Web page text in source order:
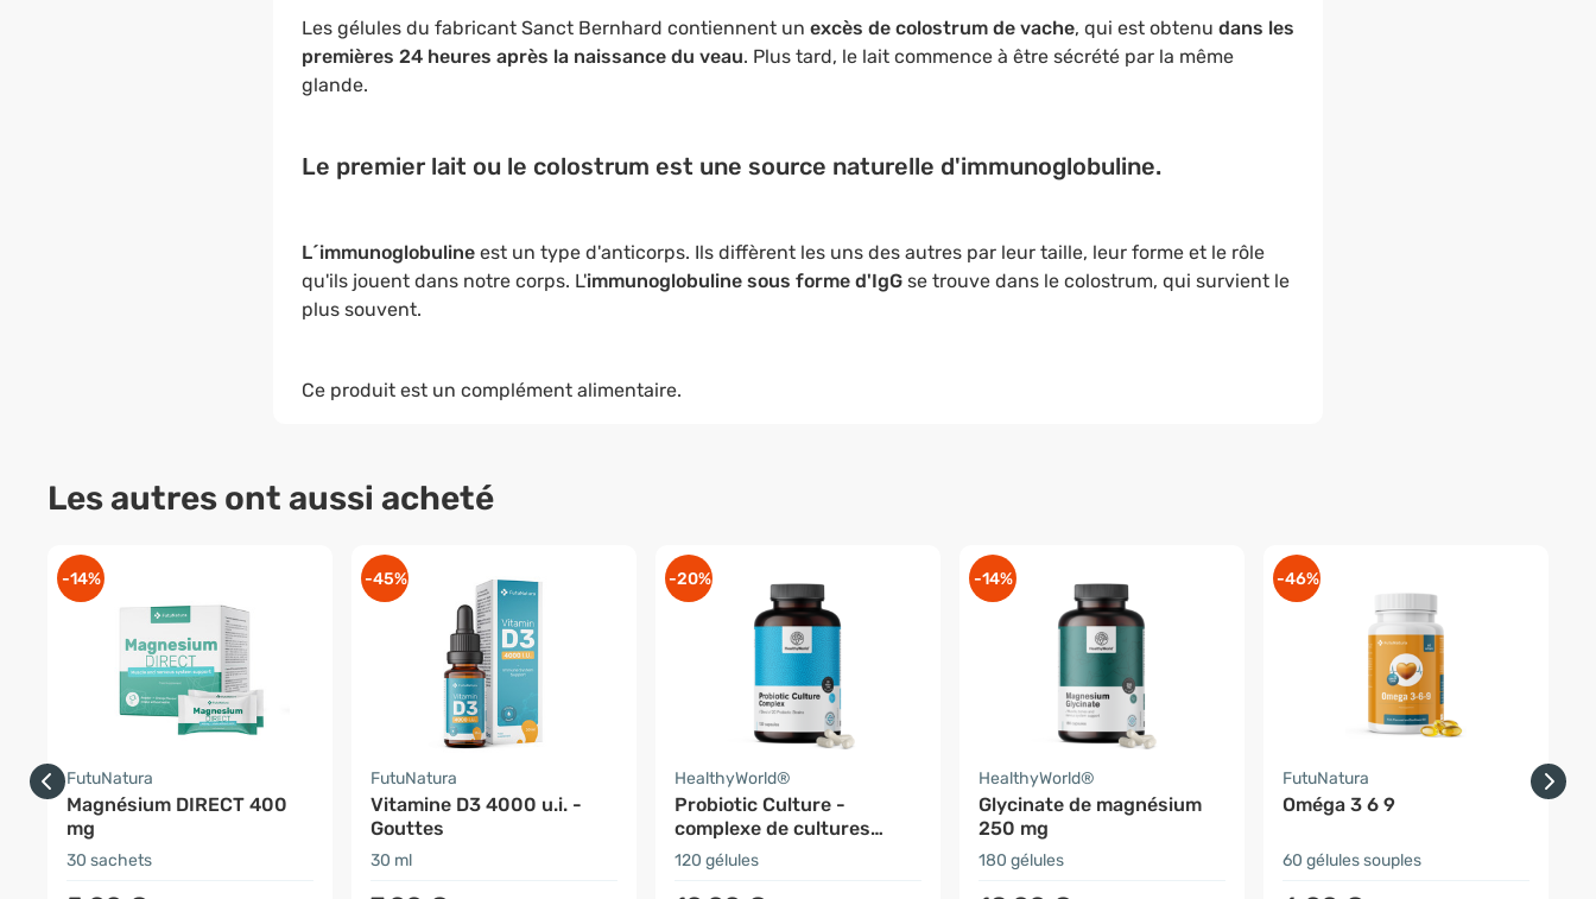
Les gélules du fabricant Sanct Bernhard contiennent un excès de colostrum de vache, qui est obtenu dans les
premières 24 heures après la naissance du veau. Plus tard, le lait commence à être sécrété par la même
glande.
Le premier lait ou le colostrum est une source naturelle d'immunoglobuline.
L´immunoglobuline est un type d'anticorps. Ils diffèrent les uns des autres par leur taille, leur forme et le rôle
qu'ils jouent dans notre corps. L'immunoglobuline sous forme d'IgGse trouve dans le colostrum, qui survient le
plus souvent.
Ce produit est un complément alimentaire.
Les autres ont aussi acheté
-14%
FutuNatura
Magnésium DIRECT 400
mg
30 sachets
-45%
FutuNatura
Vitamine D3 4000 u.i. -
Gouttes
30 ml
-20%
HealthyWorld®
Probiotic Culture -
complexe de cultures
microbiologiques
120 gélules
-14%
HealthyWorld®
Glycinate de magnésium
250 mg
180 gélules
-46%
FutuNatura
Oméga 3 6 9
60 gélules souples